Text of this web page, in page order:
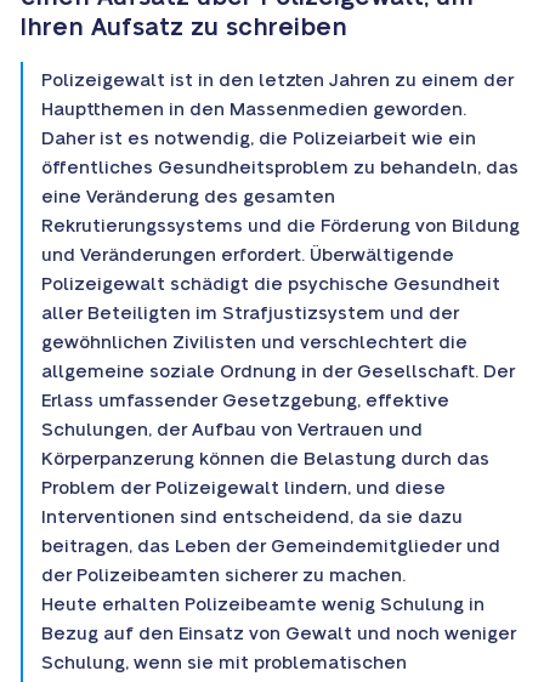
Ihren Aufsatz zu schreiben
Polizeigewalt ist in den letzten Jahren zu einem der
Hauptthemen in den Massenmedien geworden.
Daher ist es notwendig, die Polizeiarbeit wie ein
öffentliches Gesundheitsproblem zu behandeln, das
eine Veränderung des gesamten
Rekrutierungssystems und die Förderung von Bildung
und Veränderungen erfordert. Überwältigende
Polizeigewalt schädigt die psychische Gesundheit
aller Beteiligten im Strafjustizsystem und der
gewöhnlichen Zivilisten und verschlechtert die
allgemeine soziale Ordnung in der Gesellschaft. Der
Erlass umfassender Gesetzgebung, effektive
Schulungen, der Aufbau von Vertrauen und
Körperpanzerung können die Belastung durch das
Problem der Polizeigewalt lindern, und diese
Interventionen sind entscheidend, da sie dazu
beitragen, das Leben der Gemeindemitglieder und
der Polizeibeamten sicherer zu machen.
Heute erhalten Polizeibeamte wenig Schulung in
Bezug auf den Einsatz von Gewalt und noch weniger
Schulung, wenn sie mit problematischen